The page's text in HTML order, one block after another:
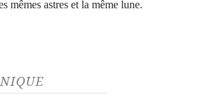
mêmes astres et la même lune.